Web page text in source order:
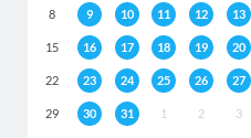
8 9 10 11 12 13
15 16 17 18 19 20
22 23 24 25 26 27
29 30 31 1 2 3